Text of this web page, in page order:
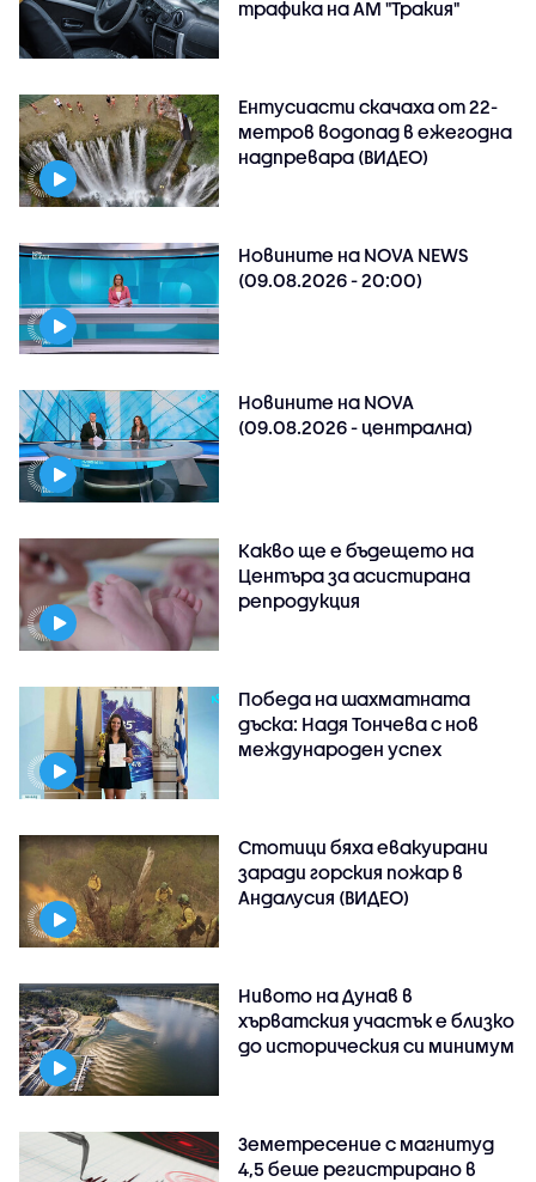
трафика на АМ "Тракия"
Ентусиасти скачаха от 22-
метров водопад в ежегодна
надпревара (ВИДЕО)
Новините на NOVA NEWS
(09.08.2026 - 20:00)
Новините на NOVA
(09.08.2026 - централна)
Какво ще е бъдещето на
Центъра за асистирана
репродукция
Победа на шахматната
дъска: Надя Тончева с нов
международен успех
Стотици бяха евакуирани
заради горския пожар в
Андалусия (ВИДЕО)
Нивото на Дунав в
хърватския участък е близко
до историческия си минимум
Земетресение с магнитуд
4,5 беше регистрирано в